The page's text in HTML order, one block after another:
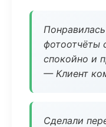
фотоотчёты
спокойно и
— Клиент
Сделали